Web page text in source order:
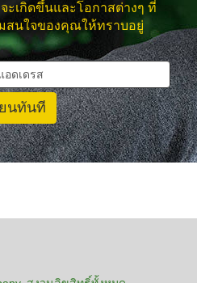
ะเกิดขึ้นและโอกาสต่างๆ ที่
สนใจของคุณให้ทราบอยู่